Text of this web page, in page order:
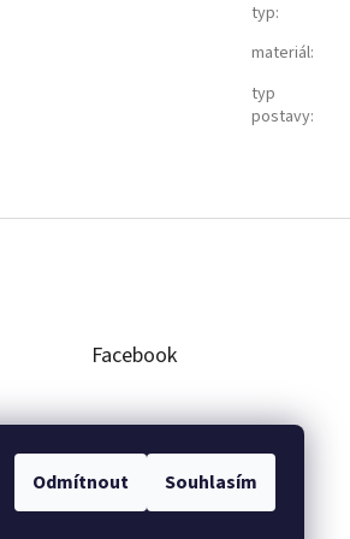
Odmítnout Souhlasím
typ:
materiál:
typ
postavy:
Facebook